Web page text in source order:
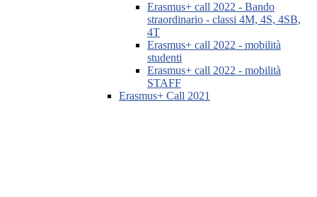
Erasmus+ call 2022 - Bando
straordinario - classi 4M, 4S, 4SB,
4T
Erasmus+ call 2022 - mobilità
studenti
Erasmus+ call 2022 - mobilità
STAFF
Erasmus+ Call 2021